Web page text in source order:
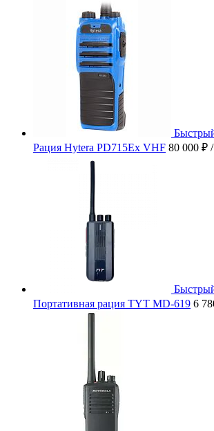
Рация Hytera PD715Ex VHF 80 000 ₽
Портативная рация TYT MD-619 6